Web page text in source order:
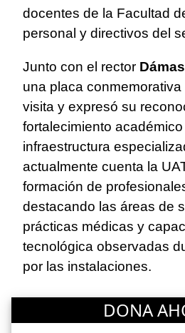
docentes de la Facultad
personal y directivos del
Junto con el rector
una placa
visita y expresó su
fortalecimiento académico
infraestructura
actualmente cuenta la
formación de
destacando las áreas de
prácticas médicas y
tecnológica observadas
por las instalaciones.
DONA